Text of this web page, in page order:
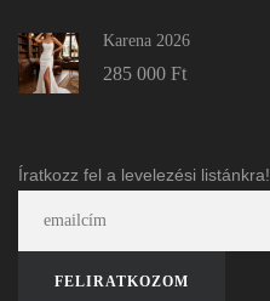
Karena 2026
285 000 Ft
Íratkozz fel a levelezési listánkra!